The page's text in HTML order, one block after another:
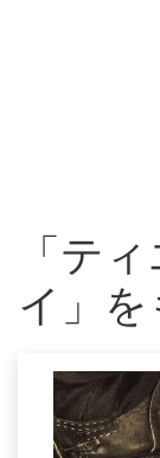
「テ
イ」